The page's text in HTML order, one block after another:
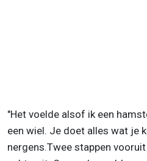
"Het voelde alsof ik een
een wiel. Je doet alles wat je
nergens.Twee stappen